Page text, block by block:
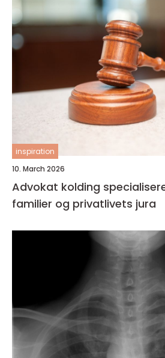
inspiration
10. March 2026
Advokat kolding specialiseret hjælp til
familier og privatlivets jura